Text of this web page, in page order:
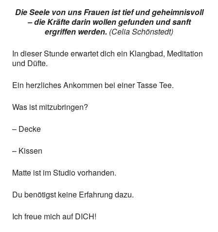
Die Seele von uns Frauen ist tief und geheimnisvoll
– die Kräfte darin wollen gefunden und sanft
ergriffen werden. (Celia Schönstedt)
In dieser Stunde erwartet dich ein Klangbad, Meditation
und Düfte.
Ein herzliches Ankommen bei einer Tasse Tee.
Was ist mitzubringen?
– Decke
– Kissen
Matte ist im Studio vorhanden.
Du benötigst keine Erfahrung dazu.
Ich freue mich auf DICH!